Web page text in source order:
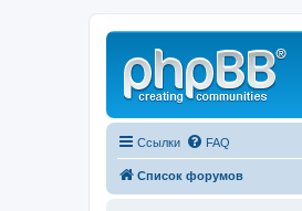
Ссылки FAQ
Список форумов